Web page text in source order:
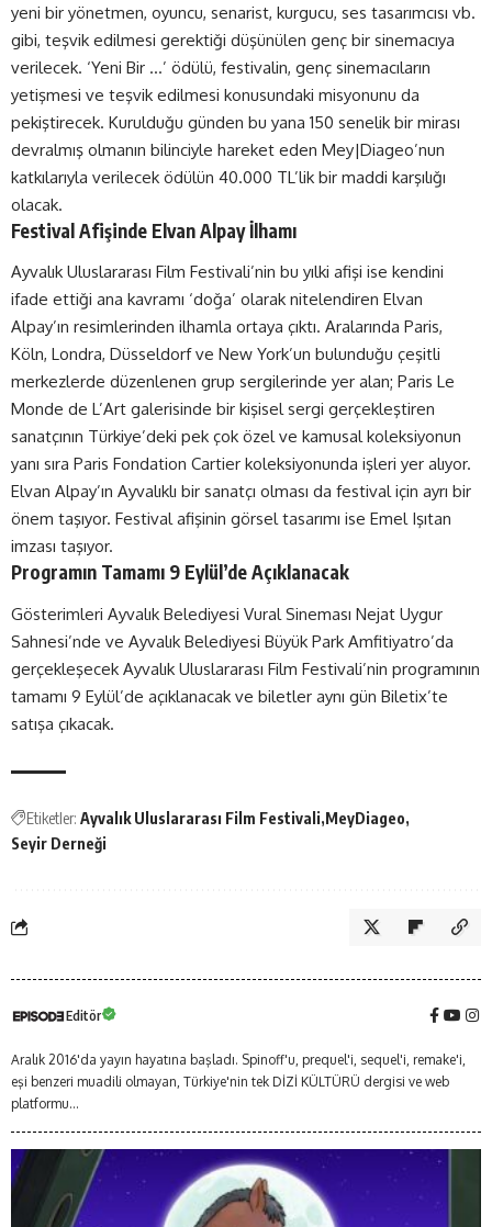
yeni bir yönetmen, oyuncu, senarist, kurgucu, ses tasarımcısı vb.
gibi, teşvik edilmesi gerektiği düşünülen genç bir sinemacıya
verilecek. ‘Yeni Bir …’ ödülü, festivalin, genç sinemacıların
yetişmesi ve teşvik edilmesi konusundaki misyonunu da
pekiştirecek. Kurulduğu günden bu yana 150 senelik bir mirası
devralmış olmanın bilinciyle hareket eden Mey|Diageo’nun
katkılarıyla verilecek ödülün 40.000 TL’lik bir maddi karşılığı
olacak.
Festival Afişinde Elvan Alpay İlhamı
Ayvalık Uluslararası Film Festivali’nin bu yılki afişi ise kendini
ifade ettiği ana kavramı ‘doğa’ olarak nitelendiren Elvan
Alpay’ın resimlerinden ilhamla ortaya çıktı. Aralarında Paris,
Köln, Londra, Düsseldorf ve New York’un bulunduğu çeşitli
merkezlerde düzenlenen grup sergilerinde yer alan; Paris Le
Monde de L’Art galerisinde bir kişisel sergi gerçekleştiren
sanatçının Türkiye’deki pek çok özel ve kamusal koleksiyonun
yanı sıra Paris Fondation Cartier koleksiyonunda işleri yer alıyor.
Elvan Alpay’ın Ayvalıklı bir sanatçı olması da festival için ayrı bir
önem taşıyor. Festival afişinin görsel tasarımı ise Emel Işıtan
imzası taşıyor.
Programın Tamamı 9 Eylül’de Açıklanacak
Gösterimleri Ayvalık Belediyesi Vural Sineması Nejat Uygur
Sahnesi’nde ve Ayvalık Belediyesi Büyük Park Amfitiyatro’da
gerçekleşecek Ayvalık Uluslararası Film Festivali’nin programının
tamamı 9 Eylül’de açıklanacak ve biletler aynı gün Biletix’te
satışa çıkacak.
Etiketler: Ayvalık Uluslararası Film Festivali MeyDiageo
Seyir Derneği
Editör
Aralık 2016'da yayın hayatına başladı. Spinoff'u, prequel'i, sequel'i, remake'i,
eşi benzeri muadili olmayan, Türkiye'nin tek DİZİ KÜLTÜRÜ dergisi ve web
platformu...